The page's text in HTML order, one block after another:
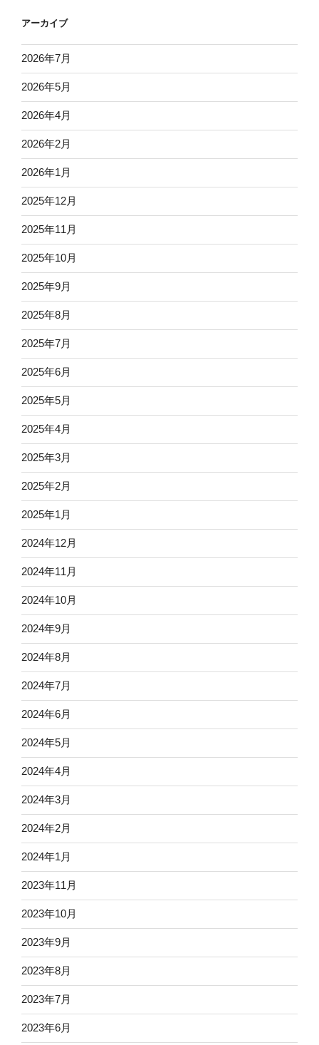
アーカイブ
2026年7月
2026年5月
2026年4月
2026年2月
2026年1月
2025年12月
2025年11月
2025年10月
2025年9月
2025年8月
2025年7月
2025年6月
2025年5月
2025年4月
2025年3月
2025年2月
2025年1月
2024年12月
2024年11月
2024年10月
2024年9月
2024年8月
2024年7月
2024年6月
2024年5月
2024年4月
2024年3月
2024年2月
2024年1月
2023年11月
2023年10月
2023年9月
2023年8月
2023年7月
2023年6月